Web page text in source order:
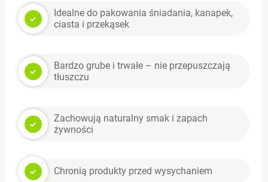
Idealne do pakowania śniadania, kanapek,
ciasta i przekąsek
Bardzo grube i trwałe – nie przepuszczają
tłuszczu
Zachowują naturalny smak i zapach
żywności
Chronią produkty przed wysychaniem